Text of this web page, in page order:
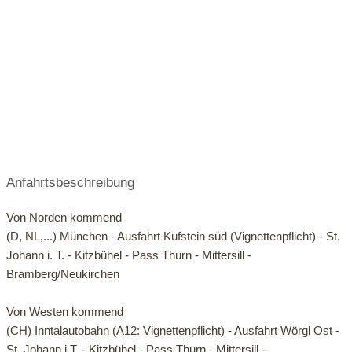
09:00-12:00
13:00-16:30
09:00-12:00
13:00-16:30
09:00-12:00
13:00-16:30
4D - Baumgartenalm
Anfahrtsbeschreibung
Von Norden kommend
(D, NL,...) München - Ausfahrt Kufstein süd (Vignettenpflicht) - St.
Johann i. T. - Kitzbühel - Pass Thurn - Mittersill -
Bramberg/Neukirchen
Von Westen kommend
(CH) Inntalautobahn (A12: Vignettenpflicht) - Ausfahrt Wörgl Ost -
St. Johann i.T. - Kitzbühel - Pass Thurn - Mittersill -